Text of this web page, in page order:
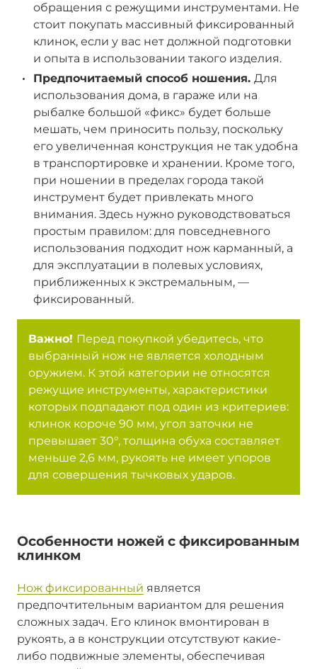
обращения с режущими инструментами. Не
стоит покупать массивный фиксированный
клинок, если у вас нет должной подготовки
и опыта в использовании такого изделия.
Предпочитаемый способ ношения. Для
использования дома, в гараже или на
рыбалке большой «фикс» будет больше
мешать, чем приносить пользу, поскольку
его увеличенная конструкция не так удобна
в транспортировке и хранении. Кроме того,
при ношении в пределах города такой
инструмент будет привлекать много
внимания. Здесь нужно руководствоваться
простым правилом: для повседневного
использования подходит нож карманный, а
для эксплуатации в полевых условиях,
приближенных к экстремальным, —
фиксированный.
Важно! Перед покупкой убедитесь, что
выбранный нож не является холодным
оружием. К этой категории не относятся
режущие инструменты, характеристики
которых подпадают под один из критериев:
клинок короче 90 мм, угол заточки не
превышает 30°, толщина обуха составляет
меньше 2,6 мм, рукоять не имеет упоров
для совершения тычковых ударов.
Особенности ножей с фиксированным
клинком
Нож фиксированный является
предпочтительным вариантом для решения
сложных задач. Его клинок вмонтирован в
рукоять, а в конструкции отсутствуют какие-
либо подвижные элементы, обеспечивая